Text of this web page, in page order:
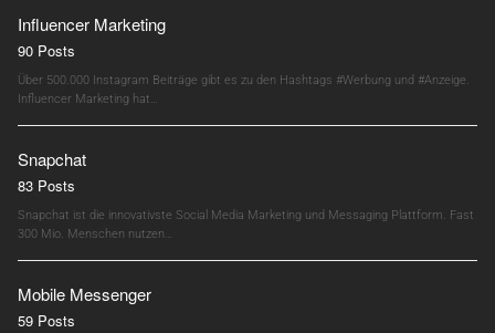
Influencer Marketing
90 Posts
Über 500.000 Instagram Beiträge gibt es zu den Hashtags #Werbung und #Anzeige.
Influencer Marketing hat…
Snapchat
83 Posts
Snapchat ist die innovativste Social Media Marketing und Messaging Plattform. Fast
300 Mio. Menschen nutzen…
Mobile Messenger
59 Posts